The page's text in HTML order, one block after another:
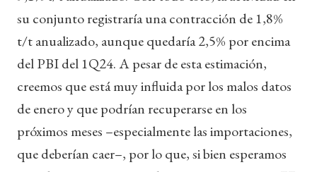
su conjunto registraría una contracción de 1,8%
t/t anualizado, aunque quedaría 2,5% por encima
del PBI del 1Q24. A pesar de esta estimación,
creemos que está muy influida por los malos datos
de enero y que podrían recuperarse en los
próximos meses –especialmente las importaciones,
que deberían caer–, por lo que, si bien esperamos